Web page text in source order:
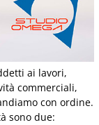
ai lavori,
commerciali,
con ordine.
sono due: